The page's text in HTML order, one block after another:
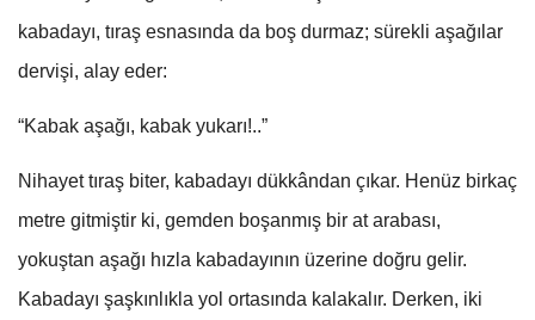
kabadayı, tıraş esnasında da boş durmaz; sürekli aşağılar
dervişi, alay eder:
“Kabak aşağı, kabak yukarı!..”
Nihayet tıraş biter, kabadayı dükkândan çıkar. Henüz birkaç
metre gitmiştir ki, gemden boşanmış bir at arabası,
yokuştan aşağı hızla kabadayının üzerine doğru gelir.
Kabadayı şaşkınlıkla yol ortasında kalakalır. Derken, iki